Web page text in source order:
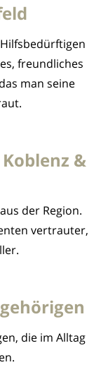
freundliches
man seine
&
der Region.
vertrauter,
die im Alltag